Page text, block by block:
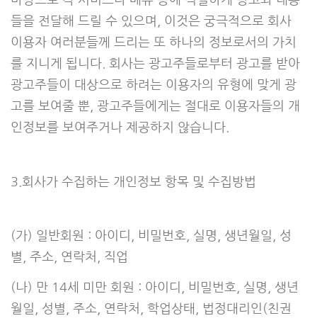
들을 전달해 드릴 수 있으며, 이것은 궁극적으로 회사
이용자 여러분들께 드리는 또 하나의 정보로서의 가치
를 지니게 됩니다. 회사는 광고주들로부터 광고를 받아
광고주들이 대상으로 하려는 이용자의 유형에 맞게 광
고를 보여줄 뿐, 광고주들에게는 절대로 이용자들의 개
인정보를 보여주거나 제공하지 않습니다.
3.회사가 수집하는 개인정보 항목 및 수집방법
(가) 일반회원 : 아이디, 비밀번호, 실명, 생년월일, 성
별, 주소, 연락처, 직업
(나) 만 14세 미만 회원 : 아이디, 비밀번호, 실명, 생년
월일, 성별, 주소, 연락처, 학업상태, 법정대리인(친권